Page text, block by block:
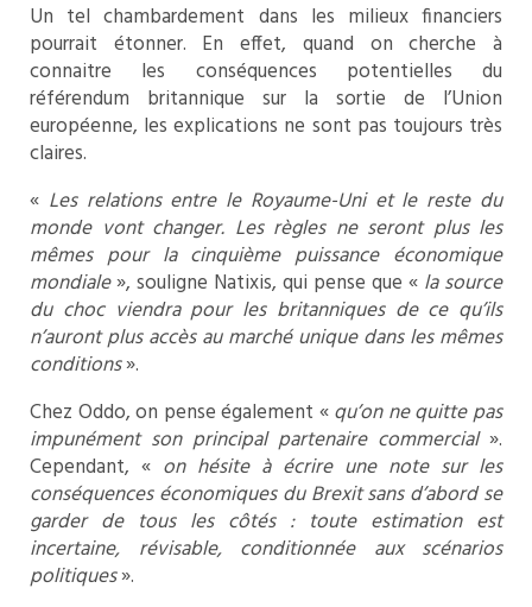
Un tel chambardement dans les milieux financiers
pourrait étonner. En effet, quand on cherche à
connaitre les conséquences potentielles du
référendum britannique sur la sortie de l’Union
européenne, les explications ne sont pas toujours très
claires.
« Les relations entre le Royaume-Uni et le reste du
monde vont changer. Les règles ne seront plus les
mêmes pour la cinquième puissance économique
mondiale», souligne Natixis, qui pense que « la source
du choc viendra pour les britanniques de ce qu’ils
n’auront plus accès au marché unique dans les mêmes
conditions».
Chez Oddo, on pense également «qu’on ne quitte pas
impunément son principal partenaire commercial».
Cependant, « on hésite à écrire une note sur les
conséquences économiques du Brexit sans d’abord se
garder de tous les côtés : toute estimation est
incertaine, révisable, conditionnée aux scénarios
politiques».